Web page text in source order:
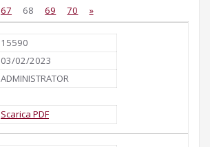
67 68 69 70 »
15590
03/02/2023
ADMINISTRATOR
Scarica PDF